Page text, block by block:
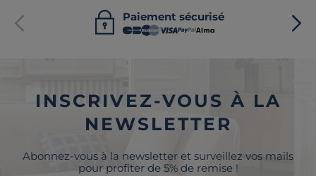
Paiement sécurisé
INSCRIVEZ-VOUS À LA
NEWSLETTER
Abonnez-vous à la newsletter et surveillez vos mails
pour profiter de 5% de remise !